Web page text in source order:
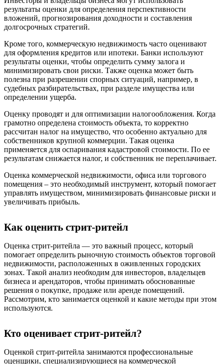
результаты оценки для определения перспективности
вложений, прогнозирования доходности и составления
долгосрочных стратегий.
Кроме того, коммерческую недвижимость часто оценивают
для оформления кредитов или ипотеки. Банки используют
результаты оценки, чтобы определить сумму залога и
минимизировать свои риски. Также оценка может быть
полезна при разрешении спорных ситуаций, например, в
судебных разбирательствах, при разделе имущества или
определении ущерба.
Оценку проводят и для оптимизации налогообложения. Когда
грамотно определена стоимость объекта, то корректно
рассчитан налог на имущество, что особенно актуально для
собственников крупной коммерции. Такая оценка
применяется для оспаривания кадастровой стоимости. По ее
результатам снижается налог, и собственник не переплачивает.
Оценка коммерческой недвижимости, офиса или торгового
помещения – это необходимый инструмент, который помогает
управлять имуществом, минимизировать финансовые риски и
увеличивать прибыль.
Как оценить стрит-ритейл
Оценка стрит-ритейла — это важный процесс, который
помогает определить рыночную стоимость объектов торговой
недвижимости, расположенных в оживленных городских
зонах. Такой анализ необходим для инвесторов, владельцев
бизнеса и арендаторов, чтобы принимать обоснованные
решения о покупке, продаже или аренде помещений.
Рассмотрим, кто занимается оценкой и какие методы при этом
используются.
Кто оценивает стрит-ритейл?
Оценкой стрит-ритейла занимаются профессиональные
оценщики, специализирующиеся на коммерческой